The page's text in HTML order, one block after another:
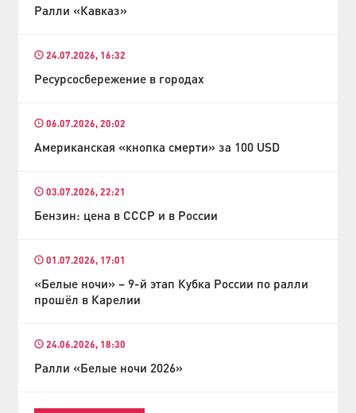
Ралли «Кавказ»
24.07.2026, 16:32
Ресурсосбережение в городах
06.07.2026, 20:02
Американская «кнопка смерти» за 100 USD
03.07.2026, 22:21
Бензин: цена в СССР и в России
01.07.2026, 17:01
«Белые ночи» – 9-й этап Кубка России по ралли
прошёл в Карелии
24.06.2026, 18:30
Ралли «Белые ночи 2026»